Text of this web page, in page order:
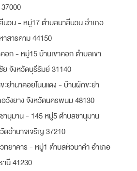
นวน - หมู่17 ตำบลนาสีนวน อำเภอ
สารคาม 44150
คอก - หมู่15 บ้านเขาคอก ตำบลเขา
ย จังหวัดบุรีรัมย์ 31140
ะย่านาคอยโนนแดง - บ้านผักขะย่า
วังยาง จังหวัดนครพนม 48130
านุมาน - 145 หมู่5 ตำบลชานุมาน
ดอำนาจเจริญ 37210
ทยาคาร - หมู่1 ตำบลหัวนาคำ อำเภอ
นี 41230